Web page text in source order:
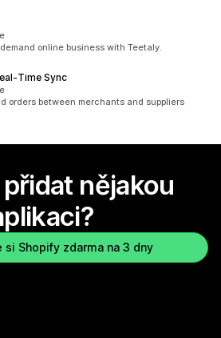
online business with Teetaly.
Sync
orders between merchants and suppliers
nějakou
Shopify zdarma na 3 dny